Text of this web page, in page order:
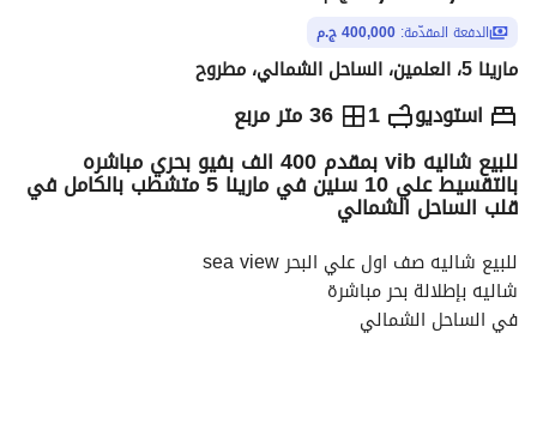
الدفعة المقدّمة: 400,000 ج.م
مارينا 5، العلمين، الساحل الشمالي، مطروح
استوديو 1 36 متر مربع ج.م8,000,000
التفاصيل الاتجاهات والمؤشرات رهن عقاري
للبيع شاليه vib بمقدم 400 الف بفيو بحري مباشره
بالتقسيط علي 10 سنين في مارينا 5 متشطب بالكامل في
قلب الساحل الشمالي
للبيع شاليه صف اول علي البحر sea view
شاليه بإطلالة بحر مباشرة
في الساحل الشمالي